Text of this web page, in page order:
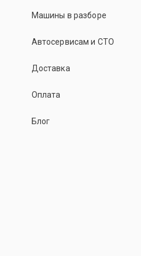
Машины в разборе
Автосервисам и СТО
Доставка
Оплата
Блог